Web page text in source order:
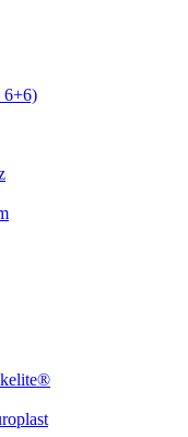
6+6)